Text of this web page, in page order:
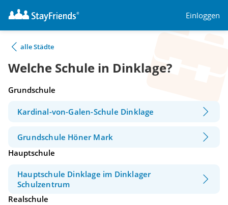
Einloggen
alle Städte
Welche Schule in Dinklage?
Grundschule
Kardinal-von-Galen-Schule Dinklage
Grundschule Höner Mark
Hauptschule
Hauptschule Dinklage im Dinklager
Schulzentrum
Realschule